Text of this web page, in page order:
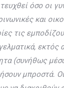
όσο οι
και
τις
εκτός
(συνήθως
μπροστά.